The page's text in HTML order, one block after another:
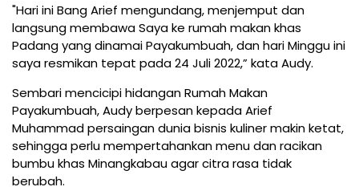
"Hari ini Bang Arief mengundang, menjemput dan
langsung membawa Saya ke rumah makan khas
Padang yang dinamai Payakumbuah, dan hari Minggu ini
saya resmikan tepat pada 24 Juli 2022,” kata Audy.
Sembari mencicipi hidangan Rumah Makan
Payakumbuah, Audy berpesan kepada Arief
Muhammad persaingan dunia bisnis kuliner makin ketat,
sehingga perlu mempertahankan menu dan racikan
bumbu khas Minangkabau agar citra rasa tidak
berubah.